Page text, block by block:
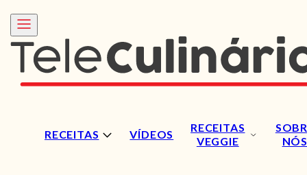
RECEITAS VÍDEOS
RECEITAS
VEGGIE
NÓS